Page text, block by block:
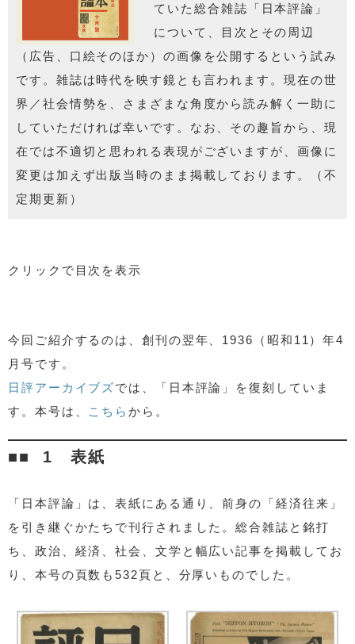
ていた総合雑誌「日本評論」
について、目次とその周辺
（広告、口絵そのほか）の画像を公開するという試み
です。雑誌は時代を映す鏡とも言われます。現在の世
界／社会情勢を、さまざまな角度から読み解く一助に
していただければ幸いです。なお、その趣旨から、現
在では不適切と思われる表現がございますが、画像に
変更は加えず出版当時のまま掲載しております。（不
定期更新）
クリックで目次を表示
3 二・二六事件特集
4 廣田弘毅内閣を批判する
5 第二次世界大戦へと向かうヨーロッパ
6 わが闘争の記（加藤勘十）
7 蘆花を語る（徳冨愛子）
オマケ：広告を見てみよう！
今回ご紹介するのは、創刊の翌年、1936（昭和11）年4
月号です。
日評アーカイブズでは、「日本評論」を復刻していま
す。本号は、 こちらから。
1 表紙
「日本評論」は、表紙にある通り、前身の「経済往来」
を引き継ぐかたちで刊行されました。総合雑誌と銘打
ち、政治、経済、社会、文学と幅広い記事を掲載してお
り、本号の頁数も532頁と、分厚いものでした。